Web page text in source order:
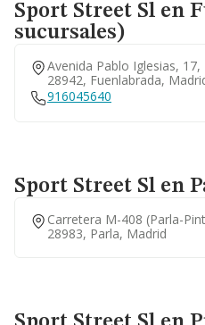
Sport Street Sl en
sucursales)
Avenida Pablo Iglesias, 17,
28942, Fuenlabrada,
916045640
Sport Street Sl en
Carretera M-408 (parla-
28983, Parla, Madrid